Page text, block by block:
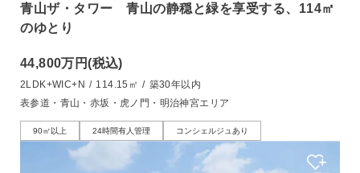
青山ザ・タワー 青山の静穏と緑を享受する、114㎡
のゆとり
44,800万円(税込)
2LDK+WIC+N / 114.15㎡ / 築30年以内
表参道・青山・赤坂・虎ノ門・明治神宮エリア
90㎡以上 24時間有人管理 コンシェルジュあり